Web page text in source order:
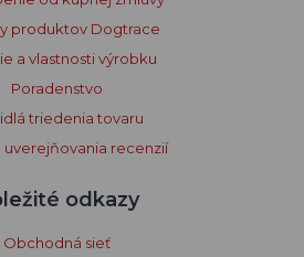
produktov Dogtrace
a vlastnosti výrobku
Poradenstvo
triedenia tovaru
uverejňovania recenzií
odkazy
Obchodná sieť